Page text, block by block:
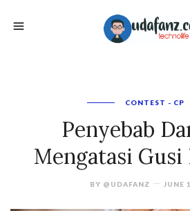
CONTEST - CP
Penyebab
Mengatasi Gusi
BY @UDAFANZ JUNE